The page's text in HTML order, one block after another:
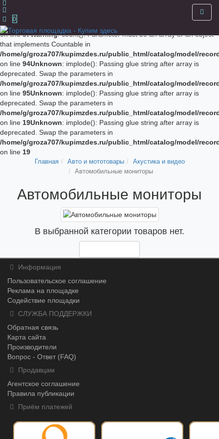
Unknown
: implode(): Passing glue string after array is deprecated.
Swap the parameters in
/home/g/groza707/kupimzdes.ru/public_html/catalog/model/
on line87Warning: count(): Parameter must be an array or an object
that implements Countable in
/home/g/groza707/kupimzdes.ru/public_html/catalog/model/
on line 94Unknown: implode(): Passing glue string after array is
deprecated. Swap the parameters in
/home/g/groza707/kupimzdes.ru/public_html/catalog/model/
on line 95Unknown: implode(): Passing glue string after array is
deprecated. Swap the parameters in
/home/g/groza707/kupimzdes.ru/public_html/catalog/model/
on line 19Unknown: implode(): Passing glue string after array is
deprecated. Swap the parameters in
/home/g/groza707/kupimzdes.ru/public_html/catalog/model/
on line 19
0
Главная Авто и мототовары
Акустика и видео
Автомобильные мониторы
Автомобильные мониторы
В выбранной категории товаров нет.
Информация
Пользовательское соглашение
Реклама на площадке
Содействие площадки
СЛУЖБА ПОДДЕРЖКИ
Обратная связь
Карта сайта
Производители
Вопрос - Ответ (FAQ)
Продавцам
Агентское соглашение
Правила публикации
Приём платежей